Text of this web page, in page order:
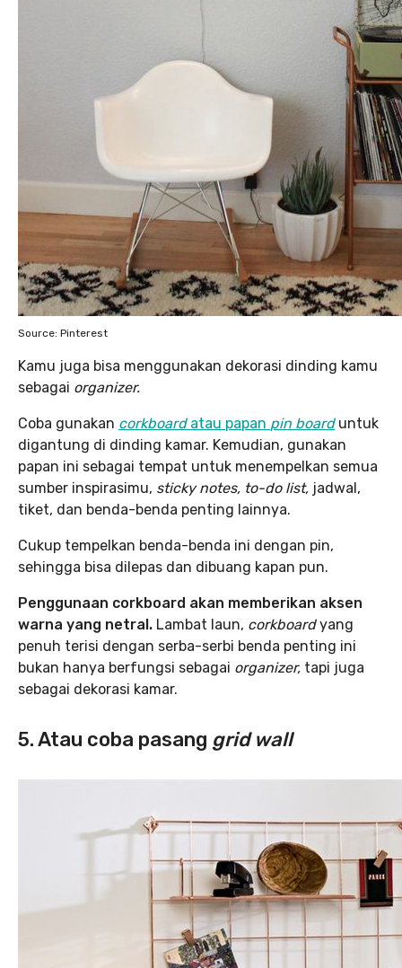
Source: Pinterest
Kamu juga bisa menggunakan dekorasi dinding kamu
sebagai organizer.
Coba gunakan corkboardatau papan pin boarduntuk
digantung di dinding kamar. Kemudian, gunakan
papan ini sebagai tempat untuk menempelkan semua
sumber inspirasimu, sticky notes, to-do list, jadwal,
tiket, dan benda-benda penting lainnya.
Cukup tempelkan benda-benda ini dengan pin,
sehingga bisa dilepas dan dibuang kapan pun.
Penggunaan corkboard akan memberikan aksen
warna yang netral. Lambat laun, corkboardyang
penuh terisi dengan serba-serbi benda penting ini
bukan hanya berfungsi sebagai organizer, tapi juga
sebagai dekorasi kamar.
5. Atau coba pasang grid wall